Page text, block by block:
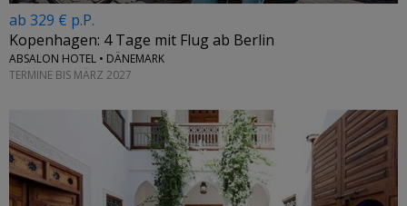
ab 329 € p.P.
Kopenhagen: 4 Tage mit Flug ab Berlin
ABSALON HOTEL • DÄNEMARK
TERMINE BIS MÄRZ 2027